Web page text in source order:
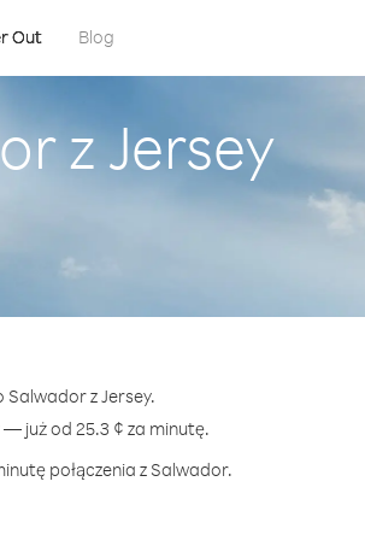
Out Blog
z Jersey
Salwador z Jersey.
już od 25.3 ¢ za minutę.
połączenia z Salwador.